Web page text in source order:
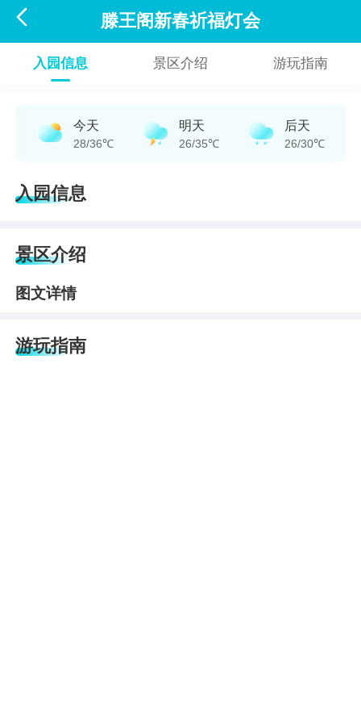
 滕王阁新春祈福灯会
入园信息 景区介绍 游玩指南
今天
28/36℃
明天
26/35℃
后天
26/30℃
入园信息
景区介绍
图文详情
游玩指南